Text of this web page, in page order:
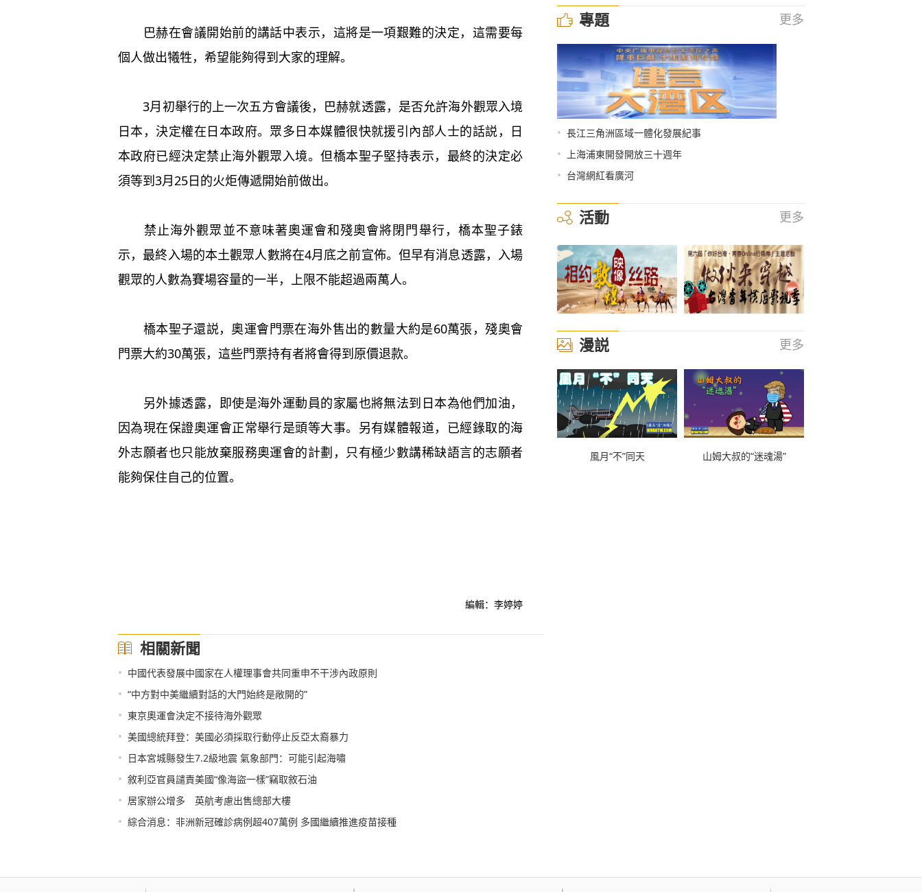
巴赫在會議開始前的講話中表示，這將是一項艱難的決定，這需要每
個人做出犧牲，希望能夠得到大家的理解。
3月初舉行的上一次五方會議後，巴赫就透露，是否允許海外觀眾入境
日本，決定權在日本政府。眾多日本媒體很快就援引內部人士的話説，日
本政府已經決定禁止海外觀眾入境。但橋本聖子堅持表示，最終的決定必
須等到3月25日的火炬傳遞開始前做出。
禁止海外觀眾並不意味著奧運會和殘奧會將閉門舉行，橋本聖子錶
示，最終入場的本土觀眾人數將在4月底之前宣佈。但早有消息透露，入場
觀眾的人數為賽場容量的一半，上限不能超過兩萬人。
橋本聖子還説，奧運會門票在海外售出的數量大約是60萬張，殘奧會
門票大約30萬張，這些門票持有者將會得到原價退款。
另外據透露，即使是海外運動員的家屬也將無法到日本為他們加油，
因為現在保證奧運會正常舉行是頭等大事。另有媒體報道，已經錄取的海
外志願者也只能放棄服務奧運會的計劃，只有極少數講稀缺語言的志願者
能夠保住自己的位置。
編輯：李婷婷
相關新聞
• 中國代表發展中國家在人權理事會共同重申不干涉內政原則
• “中方對中美繼續對話的大門始終是敞開的”
• 東京奧運會決定不接待海外觀眾
• 美國總統拜登：美國必須採取行動停止反亞太裔暴力
• 日本宮城縣發生7.2級地震 氣象部門：可能引起海嘯
• 敘利亞官員譴責美國“像海盜一樣”竊取敘石油
• 居家辦公增多 英航考慮出售總部大樓
• 綜合消息：非洲新冠確診病例超407萬例 多國繼續推進疫苗接種
專題 更多
• 長江三角洲區域一體化發展紀事
• 上海浦東開發開放三十週年
• 台灣網紅看廣河
活動 更多
漫説 更多
風月“不”同天 山姆大叔的“迷魂湯”